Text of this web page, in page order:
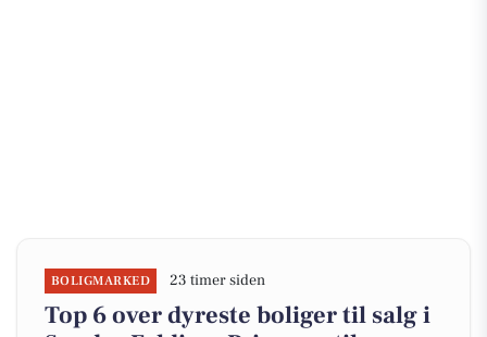
BOLIGMARKED 23 timer siden
Top 6 over dyreste boliger til salg i